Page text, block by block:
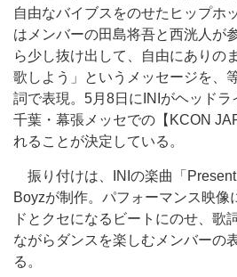
自由なバイブスをのせたヒップホ
はメンバーの田島将吾と西洸人が
ら少し抜け出して、自由にありの
歌しよう」というメッセージを、
詞で表現。5月8日にINIがヘッドラ
千葉・幕張メッセでの【KCON
れることが決定している。
振り付けは、INIの楽曲「
Boyzが制作。パフォーマンス映像
ドとクセになるビートにのせ、歌
ながらダンスを楽しむメンバーの
る。